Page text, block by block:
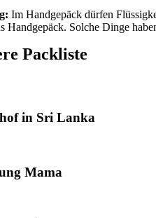
Im Handgepäck dürfen
Handgepäck. Solche Dinge
Packliste
in Sri Lanka
Mama